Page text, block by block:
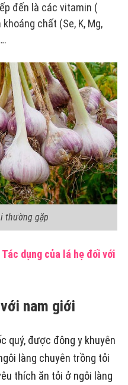
đến là các vitamin (
khoáng chất (Se, K, Mg,
thường gặp
Tác dụng của lá hẹ đối với
nam giới
quý, được đông y khuyên
làng chuyên trồng tỏi
thích ăn tỏi ở ngôi làng